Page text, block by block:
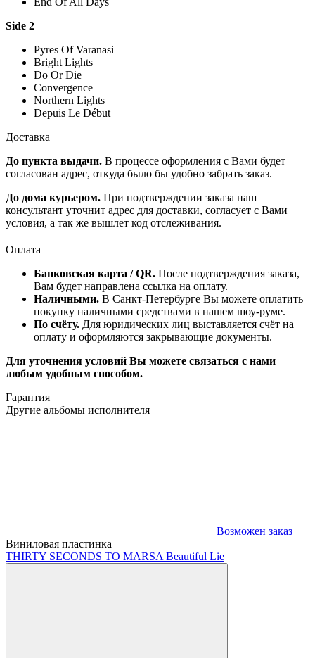
Side 2
Pyres Of Varanasi
Bright Lights
Do Or Die
Convergence
Northern Lights
Depuis Le Début
Доставка
До пункта выдачи. В процессе оформления с Вами будет
согласован адрес, откуда было бы удобно забрать заказ.
До дома курьером. При подтверждении заказа наш
консультант уточнит адрес для доставки, согласует с Вами
условия, а так же вышлет код отслеживания.
Оплата
Банковская карта / QR. После подтверждения заказа,
Вам будет направлена ссылка на оплату.
Наличными. В Санкт-Петербурге Вы можете оплатить
покупку наличными средствами в нашем шоу-руме.
По счёту. Для юридических лиц выставляется счёт на
оплату и оформляются закрывающие документы.
Для уточнения условий Вы можете связаться с нами
любым удобным способом.
Гарантия
Другие альбомы исполнителя
Возможен заказ
Виниловая пластинка
THIRTY SECONDS TO MARSA Beautiful Lie